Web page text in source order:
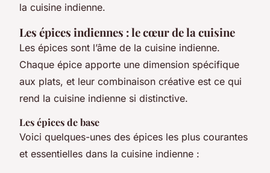
la cuisine indienne.
Les épices indiennes : le cœur de la cuisine
Les épices sont l’âme de la cuisine indienne.
Chaque épice apporte une dimension spécifique
aux plats, et leur combinaison créative est ce qui
rend la cuisine indienne si distinctive.
Les épices de base
Voici quelques-unes des épices les plus courantes
et essentielles dans la cuisine indienne :